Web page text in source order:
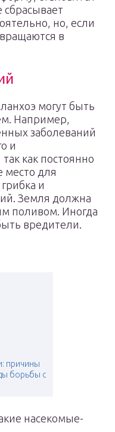
но, если
в
могут быть
Например,
заболеваний
и
как постоянно
место для
и
Земля должна
поливом. Иногда
вредители.
причины
борьбы с
насекомые-